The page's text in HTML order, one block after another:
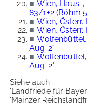
■ Wien, Haus-,
83/1+2 (Böhm
■ Wien, Österr.
■ Wien, Österr.
■
Aug. 2°
■
Aug. 2°
Siehe auch:
'Landfriede für
'Mainzer